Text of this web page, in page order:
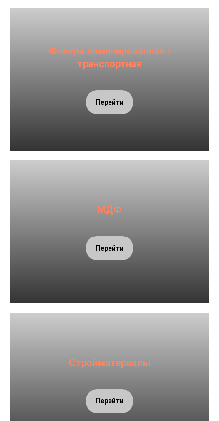
Фанера ламинированная /
транспортная
Перейти
МДФ
Перейти
Стройматериалы
Перейти